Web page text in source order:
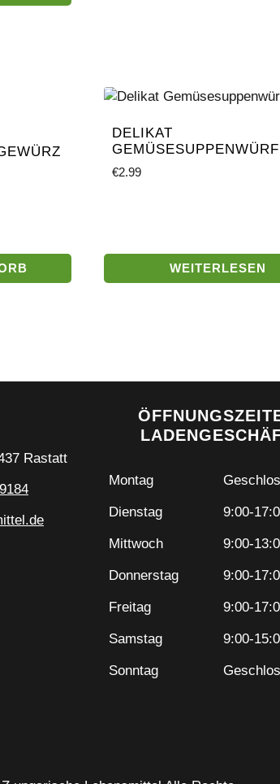
DELIKAT
€2.99
WEITERLESEN
Rastatt
Montag
Dienstag 9:00-
Mittwoch 9:00-
Donnerstag 9:00-
Freitag 9:00-
Samstag 9:00-
Sonntag